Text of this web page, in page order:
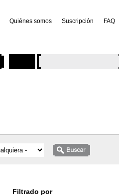
Quiénes somos Suscripción FAQ
Filtrado por